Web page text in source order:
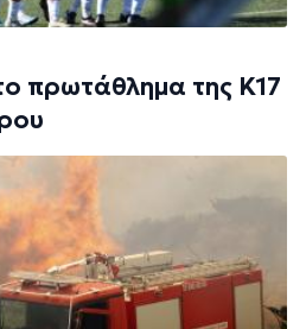
πρωτάθλημα της Κ17